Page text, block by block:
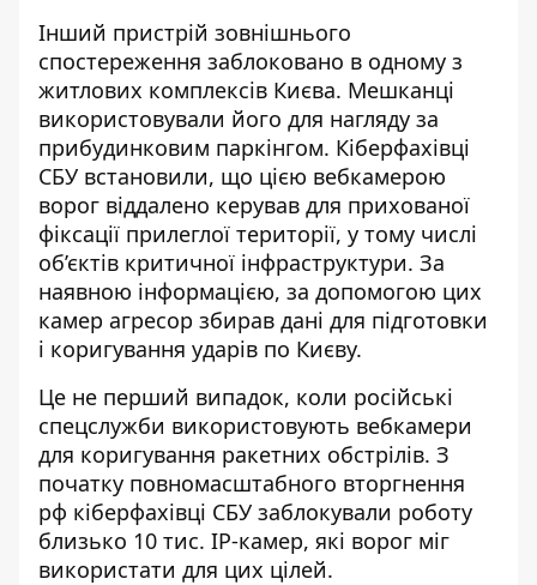
Інший пристрій зовнішнього
спостереження заблоковано в одному з
житлових комплексів Києва. Мешканці
використовували його для нагляду за
прибудинковим паркінгом. Кіберфахівці
СБУ встановили, що цією вебкамерою
ворог віддалено керував для прихованої
фіксації прилеглої території, у тому числі
об’єктів критичної інфраструктури. За
наявною інформацією, за допомогою цих
камер агресор збирав дані для підготовки
і коригування ударів по Києву.
Це не перший випадок, коли російські
спецслужби використовують вебкамери
для коригування ракетних обстрілів. З
початку повномасштабного вторгнення
рф кіберфахівці СБУ заблокували роботу
близько 10 тис. ІР-камер, які ворог міг
використати для цих цілей.